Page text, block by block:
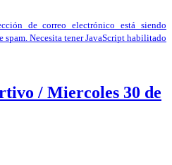
de correo electrónico está siendo
spam. Necesita tener JavaScript habilitado
/ Miercoles 30 de